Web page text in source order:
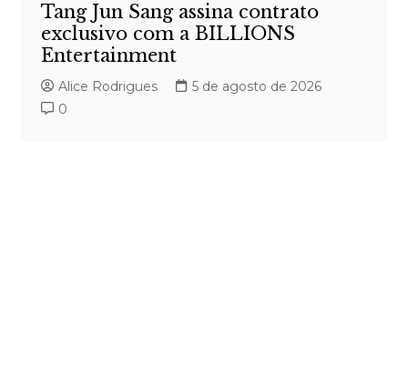
Tang Jun Sang assina contrato
exclusivo com a BILLIONS
Entertainment
Alice Rodrigues
5 de agosto de 2026
0